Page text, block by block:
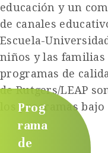
educación y un
de canales
Escuela-
niños y las familias
programas de
de Rutgers/LEAP
los programas
Prog
rama
de